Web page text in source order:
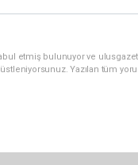
etmiş bulunuyor ve
üstleniyorsunuz. Yazılan tüm